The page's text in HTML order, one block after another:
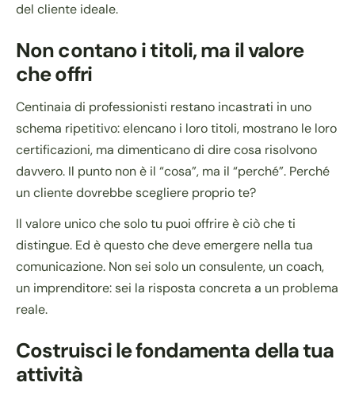
del cliente ideale.
Non contano i titoli, ma il valore
che offri
Centinaia di professionisti restano incastrati in uno
schema ripetitivo: elencano i loro titoli, mostrano le loro
certificazioni, ma dimenticano di dire cosa risolvono
davvero. Il punto non è il “cosa”, ma il “perché”. Perché
un cliente dovrebbe scegliere proprio te?
Il valore unico che solo tu puoi offrire è ciò che ti
distingue. Ed è questo che deve emergere nella tua
comunicazione. Non sei solo un consulente, un coach,
un imprenditore: sei la risposta concreta a un problema
reale.
Costruisci le fondamenta della tua
attività